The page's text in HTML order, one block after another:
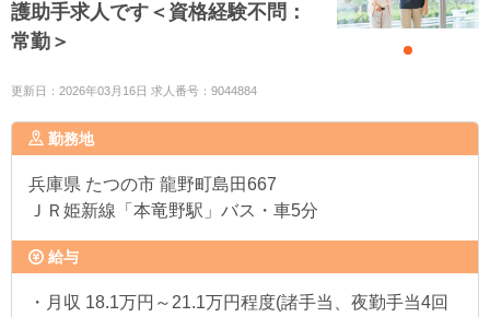
護助手求人です＜資格経験不問：
常勤＞
更新日：2026年03月16日 求人番号：9044884
勤務地
兵庫県 たつの市 龍野町島田667
ＪＲ姫新線「本竜野駅」バス・車5分
給与
・月収 18.1万円～21.1万円程度(諸手当、夜勤手当4回